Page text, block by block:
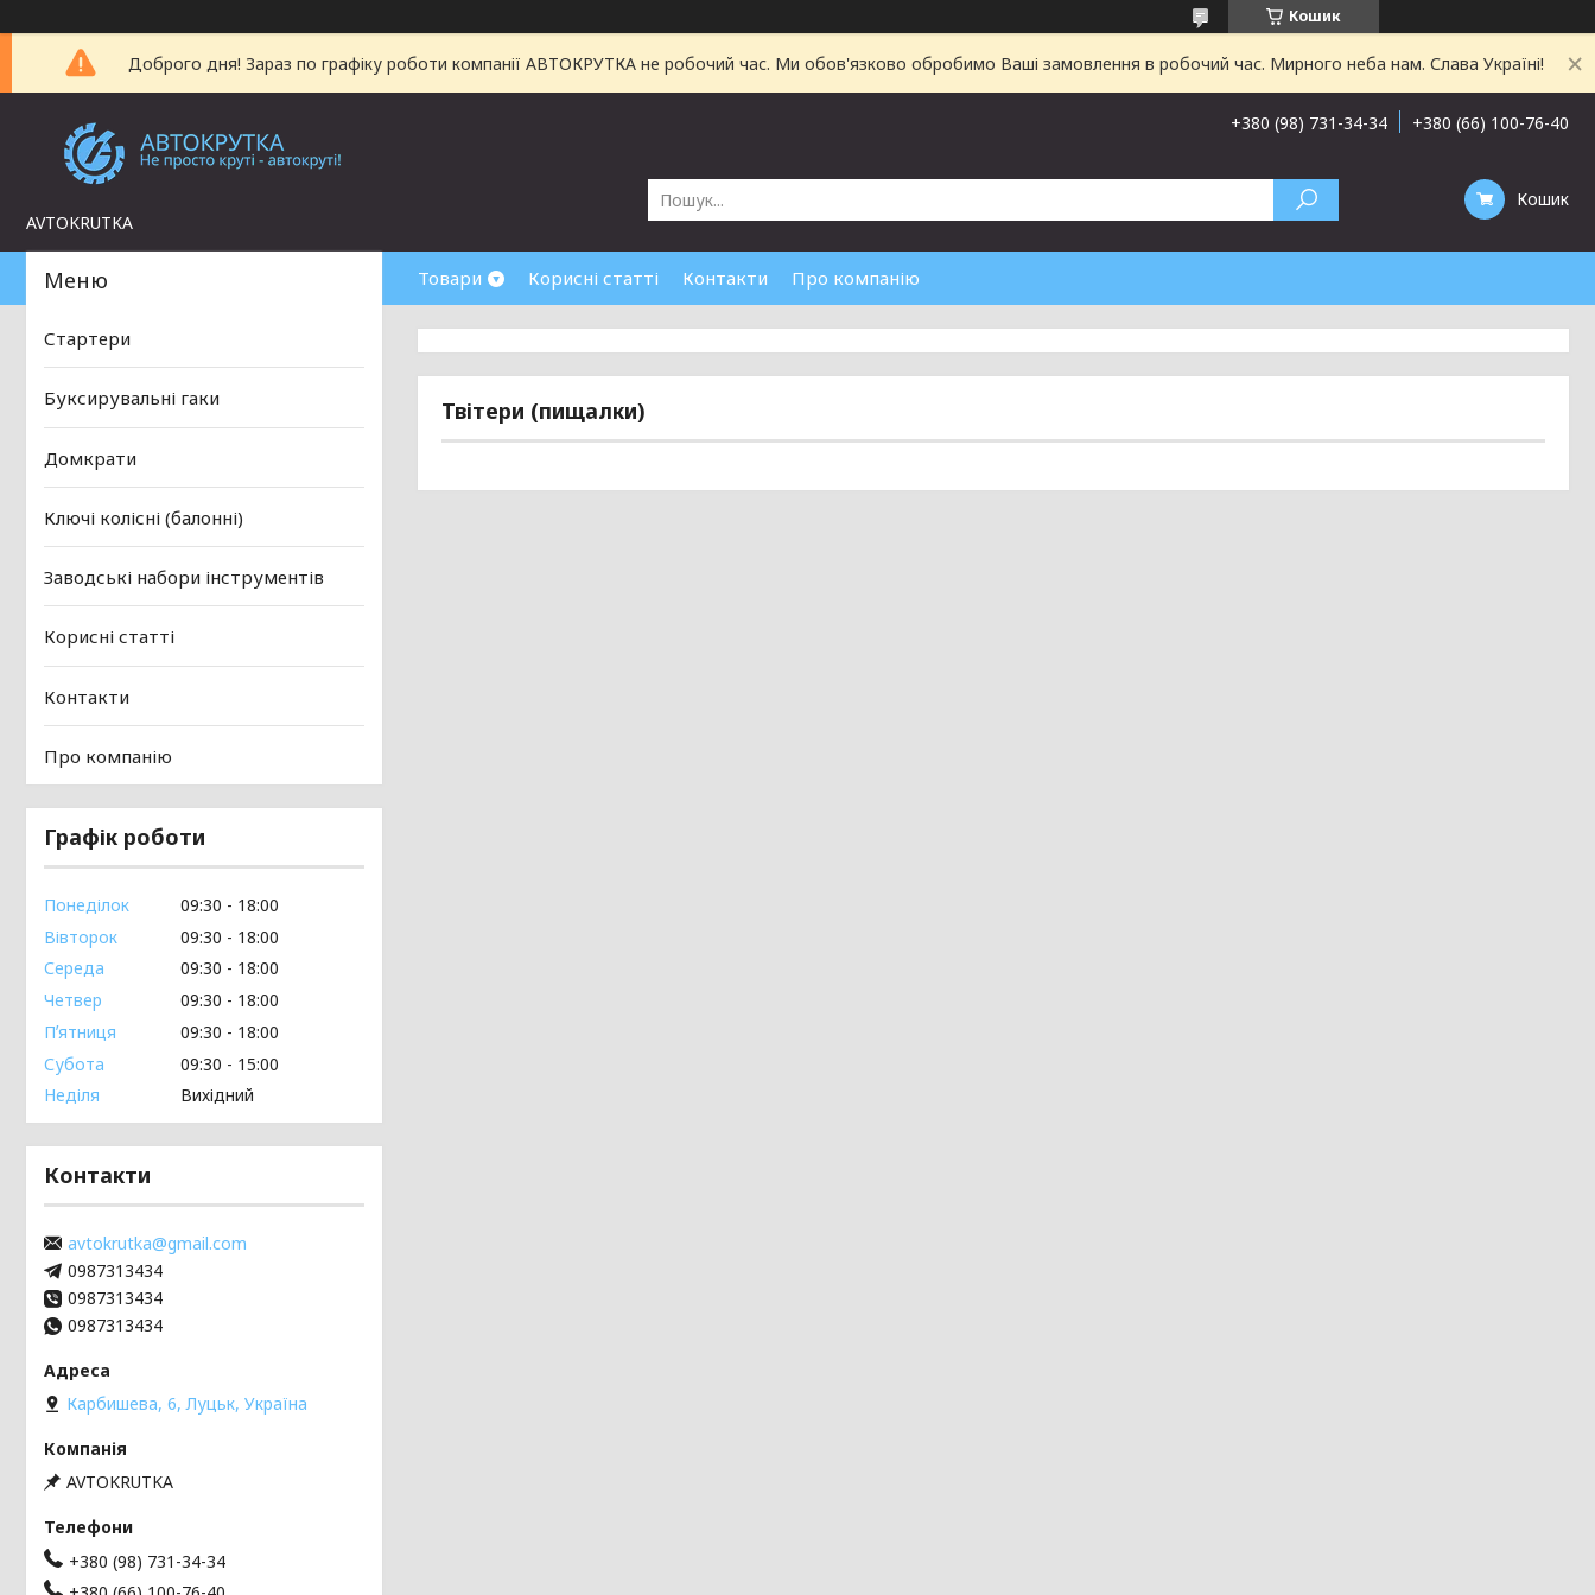
Кошик
Доброго дня! Зараз по графіку роботи компанії АВТОКРУТКА не робочий час. Ми обов'язково обробимо Ваші замовлення в робочий час. Мирного неба нам. Слава Україні!
AVTOKRUTKA
+380 (98) 731-34-34 +380 (66) 100-76-40
Кошик
Товари Корисні статті Контакти Про компанію
Твітери (пищалки)
Стартери
Буксирувальні гаки
Домкрати
Ключі колісні (балонні)
Заводські набори інструментів
Корисні статті
Контакти
Про компанію
Графік роботи
Понеділок 09:30
18:00
Вівторок
09:30
18:00
Середа
09:30
18:00
Четвер
09:30
18:00
Пʼятниця
09:30
18:00
Субота
09:30
15:00
Неділя
Вихідний
Контакти
avtokrutka@gmail.com
0987313434
0987313434
0987313434
Карбишева, 6, Луцьк, Україна
AVTOKRUTKA
+380 (98) 731-34-34